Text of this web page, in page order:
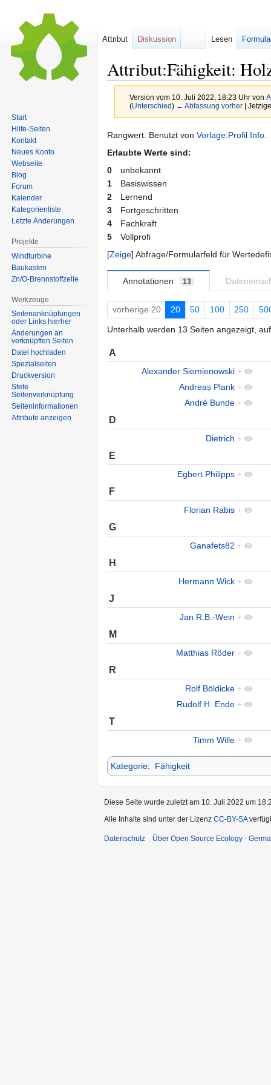
Attribut:Fähigkeit:
Version vom 10. Juli 2022, 18:23 Uhr von
(Unterschied) ← Abfassung vorher|
Zur
Navigation
Zur
Suche
Rangwert. Benutzt von Vorlage:Profil Info
Erlaubte Werte sind:
0
unbekannt
1
Basiswissen
2
Lernend
3
Fortgeschritten
4
Fachkraft
5
Vollprofi
Zeige Abfrage/Formularfeld für
Annotationen 13
vorherige 20 20 50 100 250
Unterhalb werden 13 Seiten angezeigt,
A
Alexander Siemienowski +
Andreas Plank +
André Bunde +
D
Dietrich +
E
Egbert Philipps +
F
Florian Rabis +
G
Ganafets82 +
H
Hermann Wick +
J
Jan R.B.-Wein +
M
Matthias Röder +
R
Rolf Böldicke +
Rudolf H. Ende +
T
Timm Wille +
Kategorie: Fähigkeit
Attribut Diskussion Lesen
Start
Hilfe-Seiten
Kontakt
Neues Konto
Webseite
Blog
Forum
Kalender
Kategorienliste
Letzte Änderungen
Projekte
Windturbine
Baukasten
Zn/O-Brennstoffzelle
Werkzeuge
Seitenanknüpfungen
oder Links hierher
Änderungen an
verknüpften Seiten
Datei hochladen
Spezialseiten
Druckversion
Stete
Seitenverknüpfung
Seiten­informationen
Attribute anzeigen
Diese Seite wurde zuletzt am 10. Juli 2022 um
Alle Inhalte sind unter der Lizenz CC-BY-SA
Datenschutz Über Open Source Ecology -